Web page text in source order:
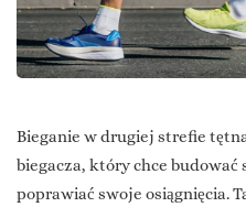
Bieganie w drugiej strefie
biegacza, który chce budować
poprawiać swoje osiągnięcia.